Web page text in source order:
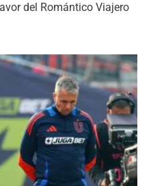
del Romántico Viajero